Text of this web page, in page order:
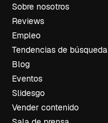
Sobre nosotros
Reviews
Empleo
Tendencias de búsqueda
Blog
Eventos
Slidesgo
Vender contenido